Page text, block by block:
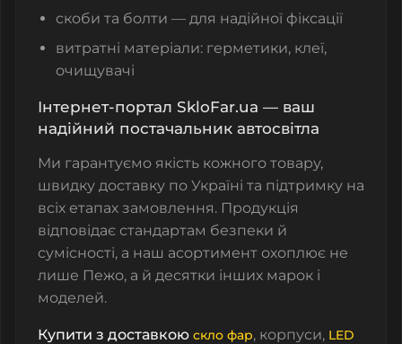
скоби та болти — для надійної фіксації
витратні матеріали: герметики, клеї,
очищувачі
Інтернет-портал SkloFar.ua — ваш
надійний постачальник автосвітла
Ми гарантуємо якість кожного товару,
швидку доставку по Україні та підтримку на
всіх етапах замовлення. Продукція
відповідає стандартам безпеки й
сумісності, а наш асортимент охоплює не
лише Пежо, а й десятки інших марок і
моделей.
Купити з доставкою скло фар, корпуси, LED